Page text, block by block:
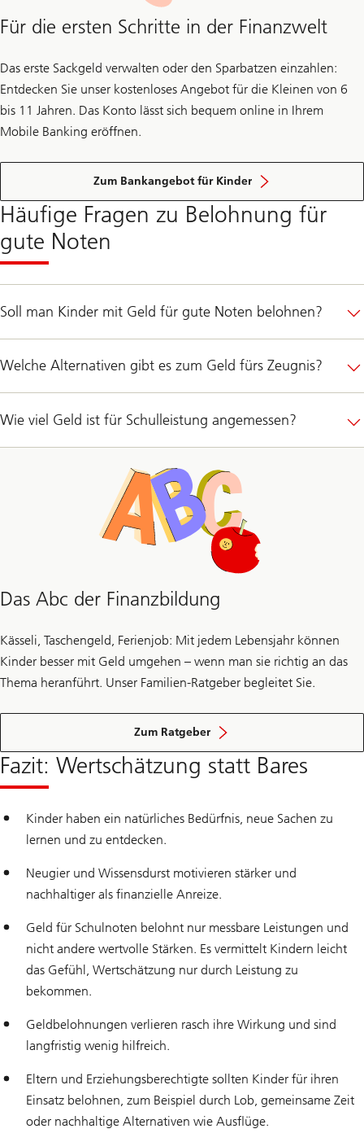
Für die ersten Schritte in der Finanzwelt
Das erste Sackgeld verwalten oder den Sparbatzen einzahlen:
Entdecken Sie unser kostenloses Angebot für die Kleinen von 6
bis 11 Jahren. Das Konto lässt sich bequem online in Ihrem
Mobile Banking eröffnen.
Zum Bankangebot für Kinder
Häufige Fragen zu Belohnung für
gute Noten
Soll man Kinder mit Geld für gute Noten belohnen?
Welche Alternativen gibt es zum Geld fürs Zeugnis?
Wie viel Geld ist für Schulleistung angemessen?
Das Abc der Finanzbildung
Kässeli, Taschengeld, Ferienjob: Mit jedem Lebensjahr können
Kinder besser mit Geld umgehen – wenn man sie richtig an das
Thema heranführt. Unser Familien-Ratgeber begleitet Sie.
Zum Ratgeber
Finanzbildung
Hause
Fazit: Wertschätzung statt Bares
Kinder haben ein natürliches Bedürfnis, neue Sachen zu
lernen und zu entdecken.
Neugier und Wissensdurst motivieren stärker und
nachhaltiger als finanzielle Anreize.
Geld für Schulnoten belohnt nur messbare Leistungen und
nicht andere wertvolle Stärken. Es vermittelt Kindern leicht
das Gefühl, Wertschätzung nur durch Leistung zu
bekommen.
Geldbelohnungen verlieren rasch ihre Wirkung und sind
langfristig wenig hilfreich.
Eltern und Erziehungsberechtigte sollten Kinder für ihren
Einsatz belohnen, zum Beispiel durch Lob, gemeinsame Zeit
oder nachhaltige Alternativen wie Ausflüge.